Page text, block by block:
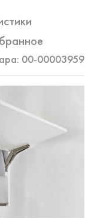
00-00003959